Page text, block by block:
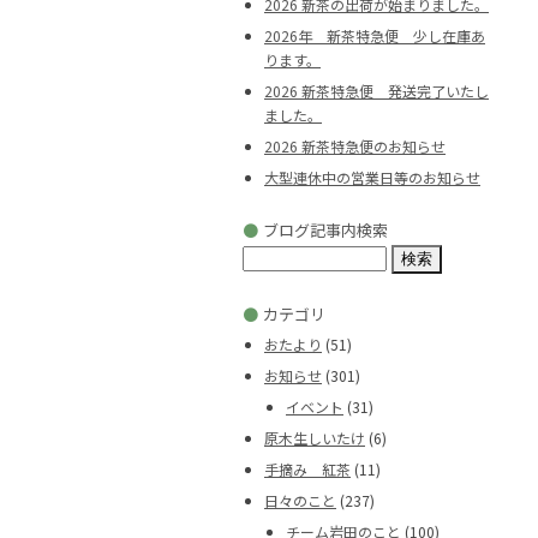
2026 新茶の出荷が始まりました。
2026年 新茶特急便 少し在庫あ
ります。
2026 新茶特急便 発送完了いたし
ました。
2026 新茶特急便のお知らせ
大型連休中の営業日等のお知らせ
● ブログ記事内検索
検
索:
● カテゴリ
おたより (51)
お知らせ (301)
イベント (31)
原木生しいたけ (6)
手摘み 紅茶 (11)
日々のこと (237)
チーム岩田のこと (100)